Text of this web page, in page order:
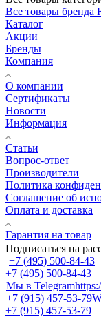
Все товары бренда
Каталог
Акции
Бренды
Компания
О компании
Сертификаты
Новости
Информация
Статьи
Вопрос-ответ
Производители
Политика
Соглашение об
Оплата и доставка
Гарантия на товар
Подписаться на
+7 (495) 500-84-43
+7 (495) 500-84-43
Мы в Telegram
+7 (915) 457-53-79
+7 (915) 457-53-79